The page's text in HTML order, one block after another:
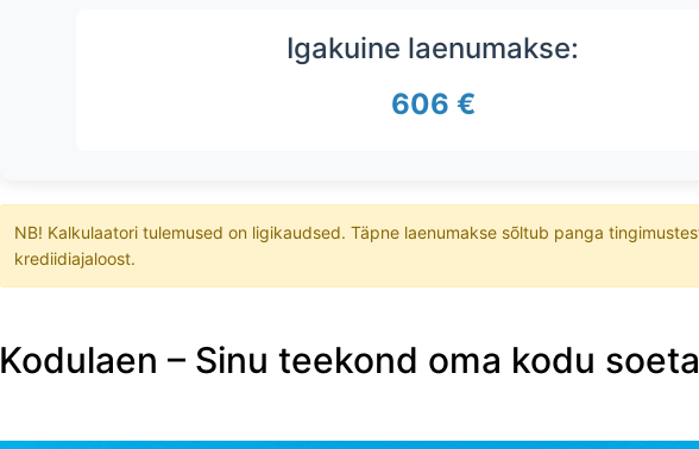
Igakuine laenumakse:
606 €
NB! Kalkulaatori tulemused on ligikaudsed. Täpne laenumakse sõltub panga
krediidiajaloost.
Kodulaen – Sinu teekond oma kodu